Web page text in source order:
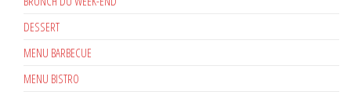
DESSERT
MENU BARBECUE
MENU BISTRO